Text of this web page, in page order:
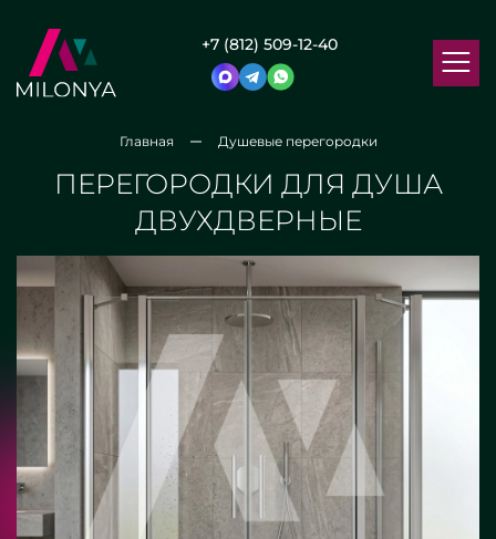
+7 (812) 509-12-40
Главная Душевые перегородки
ПЕРЕГОРОДКИ ДЛЯ ДУША
ДВУХДВЕРНЫЕ